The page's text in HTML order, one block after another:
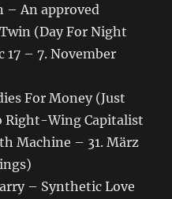
– An approved
(Day For Night
17 – 7. November
For Money (Just
Right-Wing Capitalist
Machine – 31. März
– Synthetic Love